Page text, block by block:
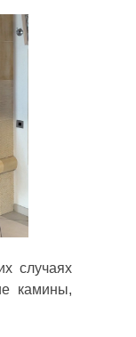
случаях
камины,